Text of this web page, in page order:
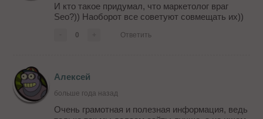
И кто такое придумал, что маркетолог враг
Seo?)) Наоборот все советуют совмещать их))
0 Ответить
Алексей
больше года назад
Очень грамотная и полезная информация, ведь